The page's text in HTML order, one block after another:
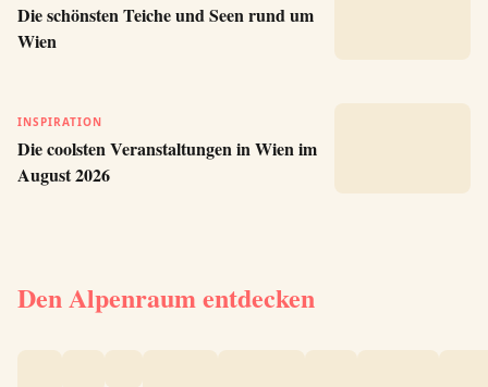
Die schönsten Teiche und Seen rund um
Wien
INSPIRATION
Die coolsten Veranstaltungen in Wien im
August 2026
Den Alpenraum entdecken